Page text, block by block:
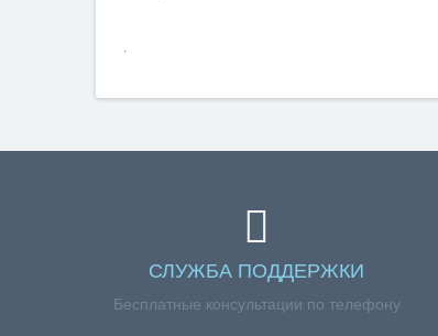
.
СЛУЖБА ПОДДЕРЖКИ
Бесплатные консультации по телефону